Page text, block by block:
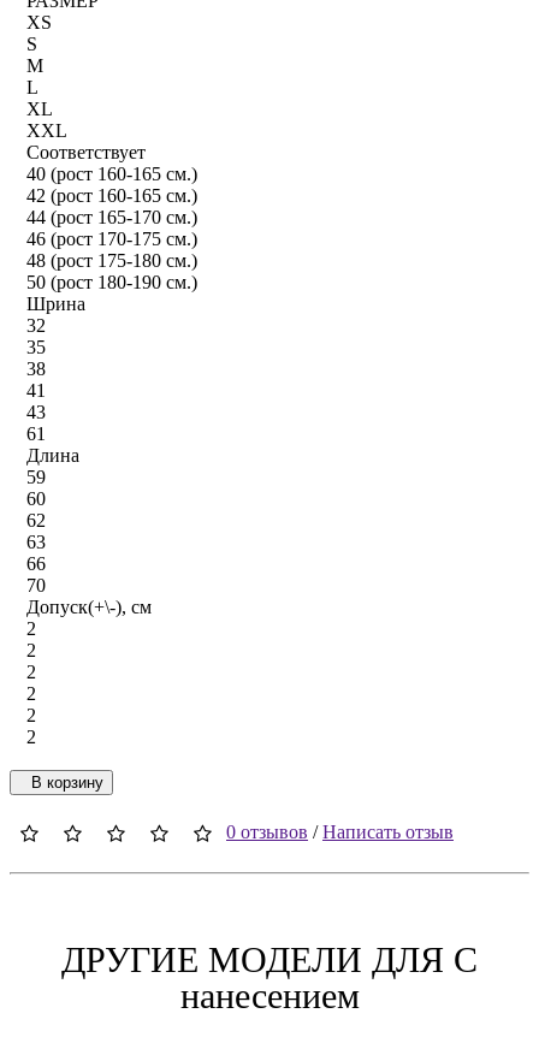
XS
S
M
L
XL
XXL
Соответствует
40 (рост 160-165 см.)
42 (рост 160-165 см.)
44 (рост 165-170 см.)
46 (рост 170-175 см.)
48 (рост 175-180 см.)
50 (рост 180-190 см.)
Шрина
32
35
38
41
43
61
Длина
59
60
62
63
66
70
Допуск(+\-), см
2
2
2
2
2
2
В корзину
0 отзывов /Написать отзыв
ДРУГИЕ МОДЕЛИ ДЛЯ C
нанесением